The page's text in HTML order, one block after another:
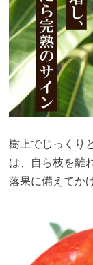
樹上でじっくり
は、自ら枝を離
落果に備えてか